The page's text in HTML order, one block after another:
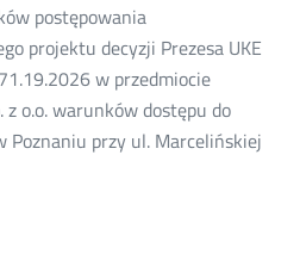
postępowania
projektu decyzji Prezesa UKE
w przedmiocie
o.o. warunków dostępu do
Poznaniu przy ul. Marcelińskiej